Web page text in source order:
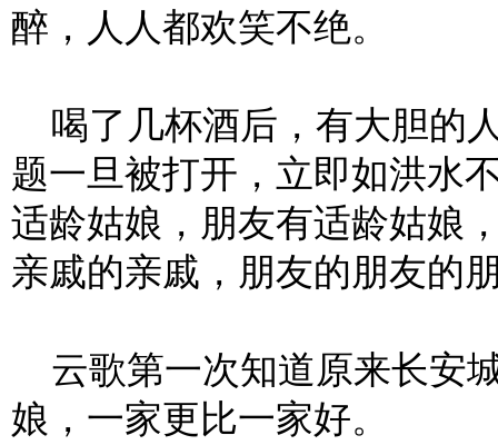
醉，人人都欢笑不绝。
喝了几杯酒后，有大胆的
题一旦被打开，立即如洪水
适龄姑娘，朋友有适龄姑娘
亲戚的亲戚，朋友的朋友
云歌第一次知道原来长安
娘，一家更比一家好。